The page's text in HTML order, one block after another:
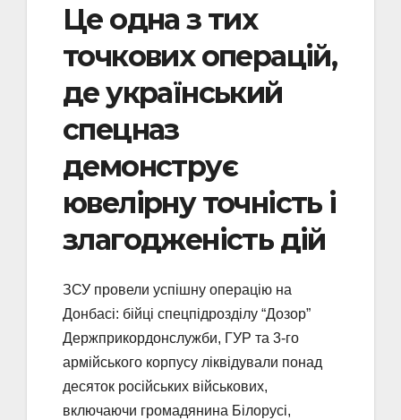
Це одна з тих
точкових операцій,
де український
спецназ
демонструє
ювелірну точність і
злагодженість дій
ЗСУ провели успішну операцію на
Донбасі: бійці спецпідрозділу “Дозор”
Держприкордонслужби, ГУР та 3-го
армійського корпусу ліквідували понад
десяток російських військових,
включаючи громадянина Білорусі,